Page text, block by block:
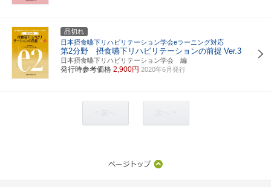
品切れ
日本摂食嚥下リハビリテーション学会eラーニング対応
第2分野 摂食嚥下リハビリテーションの前提 Ver.3
日本摂食嚥下リハビリテーション学会 編
発行時参考価格 2,900円 2020年6月発行